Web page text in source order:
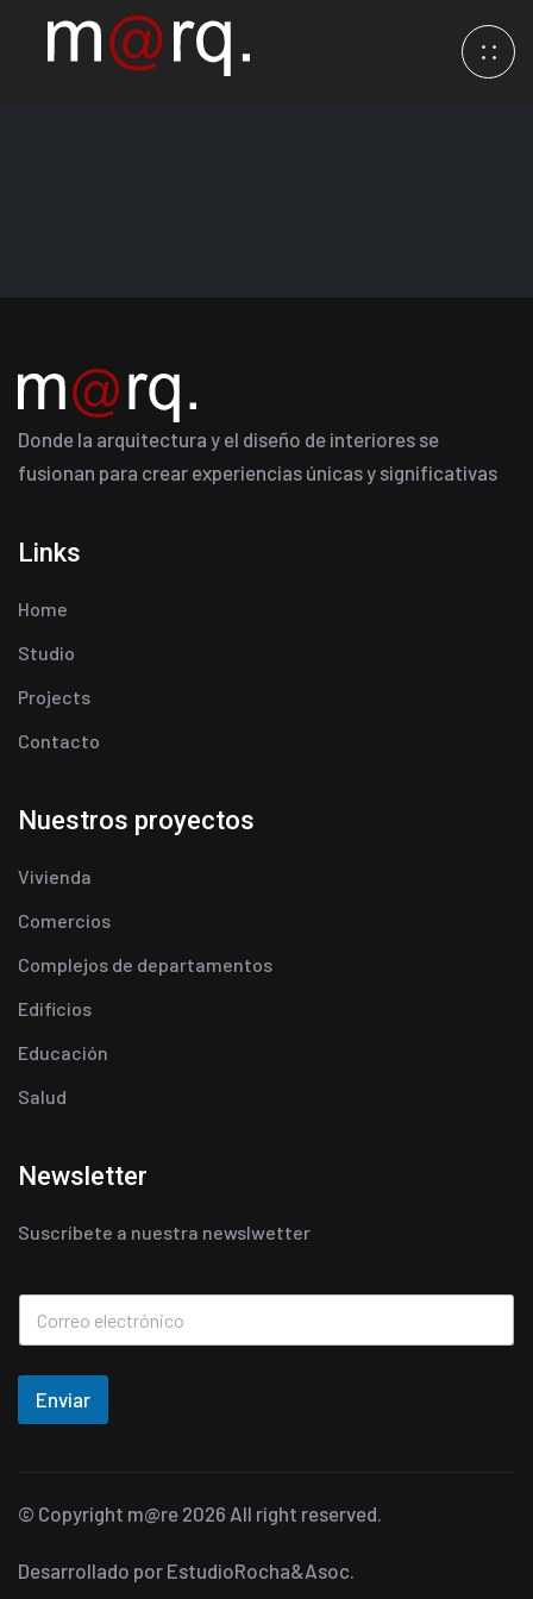
Donde la arquitectura y el diseño de interiores se
fusionan para crear experiencias únicas y significativas
Links
Home
Studio
Projects
Contacto
Nuestros proyectos
Vivienda
Comercios
Complejos de departamentos
Edificios
Educación
Salud
Newsletter
Suscríbete a nuestra newslwetter
Enviar
© Copyright m@re 2026 All right reserved.
Desarrollado por EstudioRocha&Asoc.